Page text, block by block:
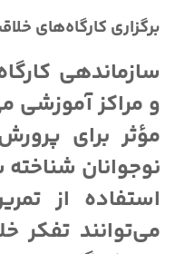
برگزاری کارگاه‌های
سازماندهی
و مراکز آموزشی
مؤثر برای
نوجوانان شناخته
استفاده از
می‌توانند تفکر